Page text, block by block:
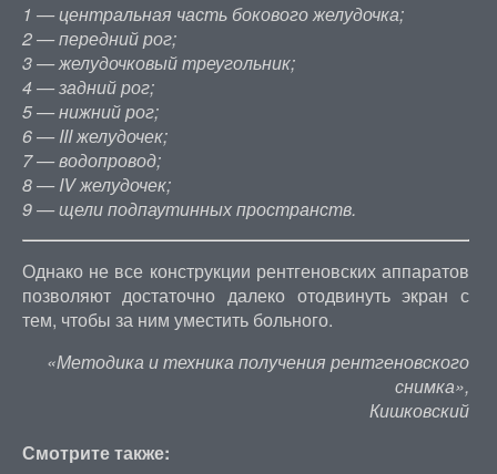
1 — центральная часть бокового желудочка;
2 — передний рог;
3 — желудочковый треугольник;
4 — задний рог;
5 — нижний рог;
6 — III желудочек;
7 — водопровод;
8 — IV желудочек;
9 — щели подпаутинных пространств.
Однако не все конструкции рентгеновских аппаратов
позволяют достаточно далеко отодвинуть экран с
тем, чтобы за ним уместить больного.
«Методика и техника получения рентгеновского
снимка»,
Кишковский
Смотрите также: